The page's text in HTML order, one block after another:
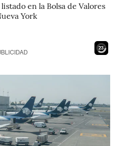
en la Bolsa de Valores
York
21